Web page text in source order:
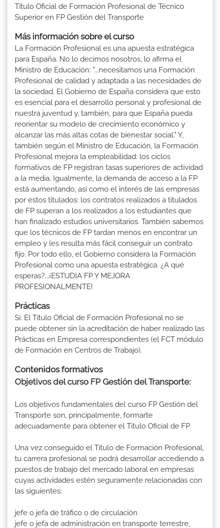
Título Oficial de Formación Profesional de Técnico
Superior en FP Gestión del Transporte
Más información sobre el curso
La Formación Profesional es una apuesta estratégica
para España. No lo decimos nosotros, lo afirma el
Ministro de Educación: "...necesitamos una Formación
Profesional de calidad y adaptada a las necesidades de
la sociedad. El Gobierno de España considera que esto
es esencial para el desarrollo personal y profesional de
nuestra juventud y, también, para que España pueda
reorientar su modelo de crecimiento económico y
alcanzar las más altas cotas de bienestar social." Y,
también según el Ministro de Educación, la Formación
Profesional mejora la empleabilidad: los ciclos
formativos de FP registran tasas superiores de actividad
a la media. Igualmente, la demanda de acceso a la FP
está aumentando, así como el interés de las empresas
por estos titulados: los contratos realizados a titulados
de FP superan a los realizados a los estudiantes que
han finalizado estudios universitarios. También sabemos
que los técnicos de FP tardan menos en encontrar un
empleo y les resulta más fácil conseguir un contrato
fijo. Por todo ello, el Gobierno considera la Formación
Profesional como una apuesta estratégica. ¿A qué
esperas?...¡ESTUDIA FP Y MEJORA
PROFESIONALMENTE!
Prácticas
Sí. El Título Oficial de Formación Profesional no se
puede obtener sin la acreditación de haber realizado las
Prácticas en Empresa correspondientes (el FCT módulo
de Formación en Centros de Trabajo).
Contenidos formativos
Objetivos del curso FP Gestión del Transporte:
Los objetivos fundamentales del curso FP Gestión del
Transporte son, principalmente, formarte
adecuadamente para obtener el Titulo Oficial de FP.
Una vez conseguido el Título de Formación Profesional,
tu carrera profesional se podrá desarrollar accediendo a
puestos de trabajo del mercado laboral en empresas
cuyas actividades estén seguramente relacionadas con
las siguientes:
jefe o jefa de tráfico o de circulación
jefe o jefa de administración en transporte terrestre,